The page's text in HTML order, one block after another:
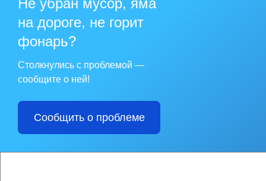
Не убран мусор, яма
на дороге, не горит
фонарь?
Столкнулись с проблемой —
сообщите о ней!
Сообщить о проблеме